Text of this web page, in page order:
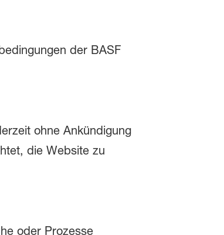
der BASF
ohne Ankündigung
die Website zu
oder Prozesse